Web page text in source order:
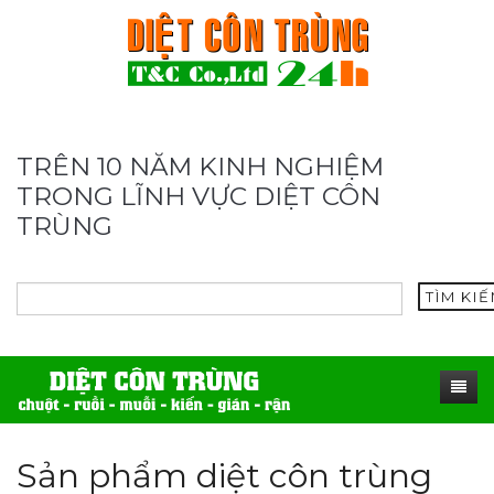
TRÊN 10 NĂM KINH NGHIỆM
TRONG LĨNH VỰC DIỆT CÔN
TRÙNG
TÌM
SẢN PHẨM
Sản phẩm diệt côn trùng